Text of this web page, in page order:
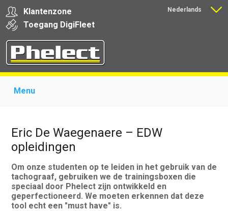
Klantenzone
Toegang DigiFleet
Nederlands
Menu
Producten voor transporteurs
Opleiding
Ondersteuning
Eric De Waegenaere – EDW
opleidingen
Om onze studenten op te leiden in het gebruik van de
tachograaf, gebruiken we de trainingsboxen die
speciaal door Phelect zijn ontwikkeld en
geperfectioneerd. We moeten erkennen dat deze
tool echt een "must have" is.